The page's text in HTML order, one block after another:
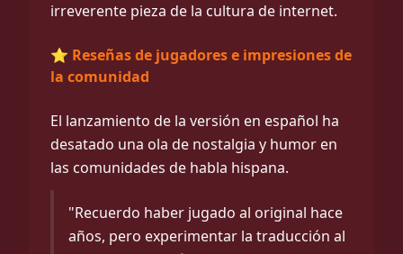
irreverente pieza de la cultura de internet.
⭐ Reseñas de jugadores e impresiones de
la comunidad
El lanzamiento de la versión en español ha
desatado una ola de nostalgia y humor en
las comunidades de habla hispana.
"Recuerdo haber jugado al original hace
años, pero experimentar la traducción al